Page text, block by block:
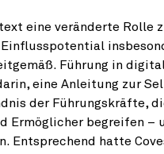
eine veränderte Rolle
Führung in
eine Anleitung zur
der Führungskräfte,
Ermöglicher begreifen
Entsprechend hatte